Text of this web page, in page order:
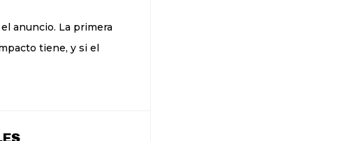
anuncio. La primera
tiene, y si el